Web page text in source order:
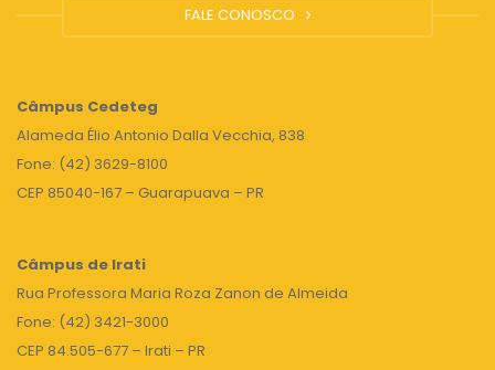
FALE CONOSCO
Câmpus Cedeteg
Alameda Élio Antonio Dalla Vecchia, 838
Fone: (42) 3629-8100
CEP 85040-167 – Guarapuava – PR
Câmpus de Irati
Rua Professora Maria Roza Zanon de Almeida
Fone: (42) 3421-3000
CEP 84.505-677 – Irati – PR